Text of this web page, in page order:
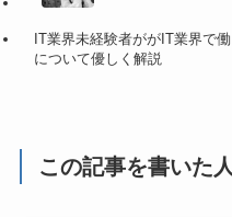
IT業界未経験者ががIT業界で
について優しく解説
この記事を書いた人